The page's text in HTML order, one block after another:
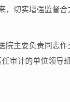
切实增强监督
主要负责同志
审计的单位领导